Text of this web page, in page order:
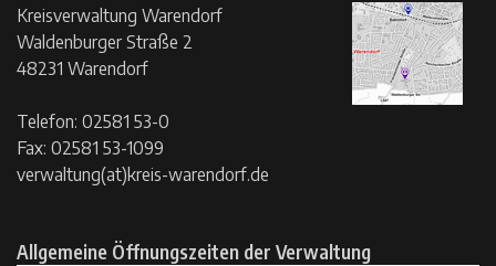
Kreisverwaltung Warendorf
Waldenburger Straße 2
48231 Warendorf
Telefon: 02581 53-0
Fax: 02581 53-1099
verwaltung(at)kreis-warendorf.de
Allgemeine Öffnungszeiten der Verwaltung